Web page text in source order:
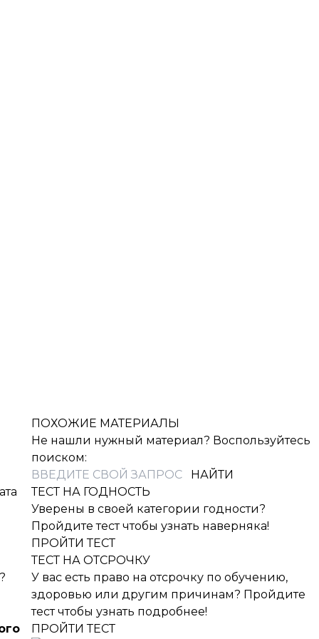
ПОХОЖИЕ МАТЕРИАЛЫ
Не нашли нужный материал? Воспользуйтесь
поиском:
ТЕСТ НА ГОДНОСТЬ
Уверены в своей категории годности?
Пройдите тест чтобы узнать наверняка!
ПРОЙТИ ТЕСТ
ТЕСТ НА ОТСРОЧКУ
У вас есть право на отсрочку по обучению,
здоровью или другим причинам? Пройдите
тест чтобы узнать подробнее!
ПРОЙТИ ТЕСТ